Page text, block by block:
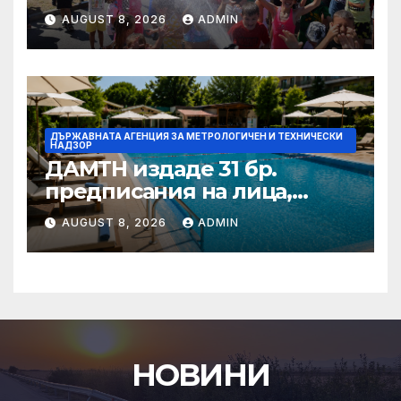
проекта на наредбата за
общинските системи за
автоматизиран контрол на
нарушенията по Закона за
движението по пътищата
AUGUST 8, 2026 ADMIN
ДЪРЖАВНАТА АГЕНЦИЯ ЗА МЕТРОЛОГИЧЕН И ТЕХНИЧЕСКИ
НАДЗОР
ДАМТН издаде 31 бр.
предписания на лица,
стопанисващи плувни
басейни
AUGUST 8, 2026 ADMIN
НОВИНИ